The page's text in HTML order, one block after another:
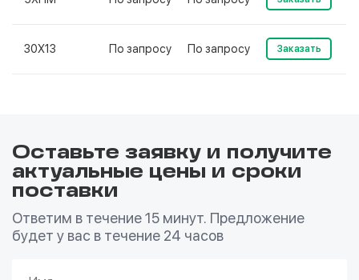
30Х13 По запросу По запросу Заказать
Оставьте заявку и получите
актуальные цены и сроки
поставки
Ответим в течение 15 минут. Предложение
будет у вас в течение 24 часов